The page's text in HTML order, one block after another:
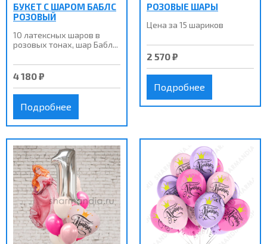
БУКЕТ С ШАРОМ БАБЛС
РОЗОВЫЙ
10 латексных шаров в
розовых тонах, шар Бабл...
4 180 ₽
Подробнее
РОЗОВЫЕ ШАРЫ
Цена за 15 шариков
2 570 ₽
Подробнее